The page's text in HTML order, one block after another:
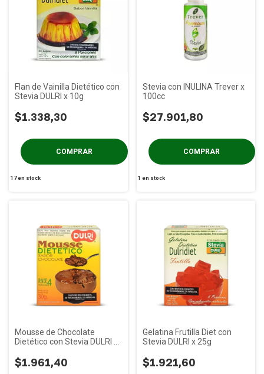
Flan de Vainilla Dietético con
Stevia DULRI x 10g
$1.338,30
17en stock
Stevia con INULINA Trever x
100cc
$27.901,80
1 en stock
Mousse de Chocolate
Dietético con Stevia DULRI x
$1.961,40
Gelatina Frutilla Diet con
Stevia DULRI x 25g
$1.921,60